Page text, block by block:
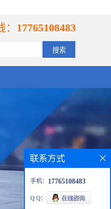
17765108483
联系方式
手机： 17765108483
Q Q：